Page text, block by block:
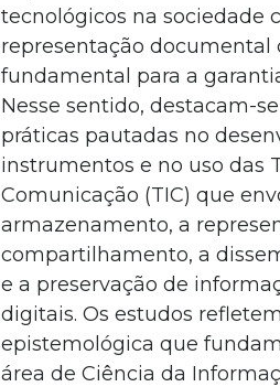
tecnológicos na sociedade
representação documental
fundamental para a
Nesse sentido, destacam-
práticas pautadas no
instrumentos e no uso das
Comunicação (TIC) que
armazenamento, a
compartilhamento, a
e a preservação de
digitais. Os estudos
epistemológica que
área de Ciência da